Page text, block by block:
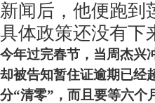
新闻后，他便跑到
具体政策还没有下
今年过完春节，当周杰兴
却被告知暂住证逾期已经
分“清零”，而且要等六个